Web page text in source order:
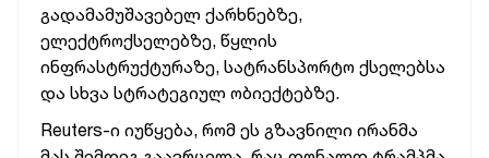
გადამამუშავებელ ქარხნებზე,
ელექტროქსელებზე, წყლის
ინფრასტრუქტურაზე, სატრანსპორტო ქსელებსა
და სხვა სტრატეგიულ ობიექტებზე.
Reuters-ი იუწყება, რომ ეს გზავნილი ირანმა